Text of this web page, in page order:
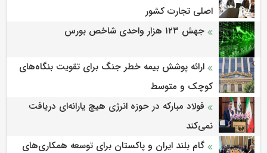
اصلی تجارت کشور
جهش ۱۲۳ هزار واحدی شاخص بورس
ارائه پوشش بیمه خطر جنگ برای تقویت بنگاه‌های
کوچک و متوسط
فولاد مبارکه در حوزه انرژی هیچ یارانه‌ای دریافت
نمی‌کند
گام بلند ایران و پاکستان برای توسعه همکاری‌های